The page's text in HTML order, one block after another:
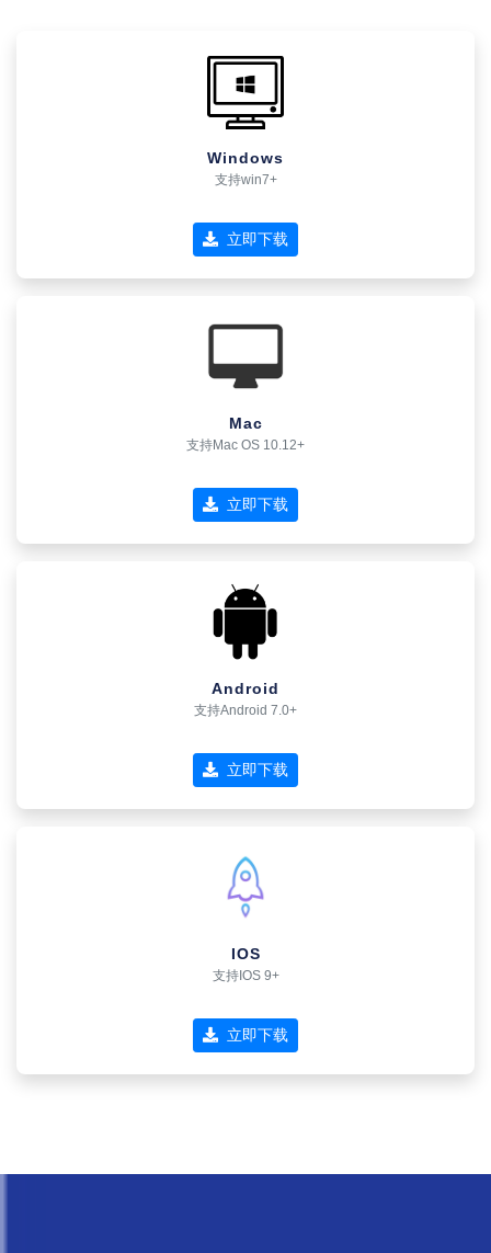
Windows
支持win7+
立即下载
Mac
支持Mac OS 10.12+
立即下载
Android
支持Android 7.0+
立即下载
IOS
支持IOS 9+
立即下载